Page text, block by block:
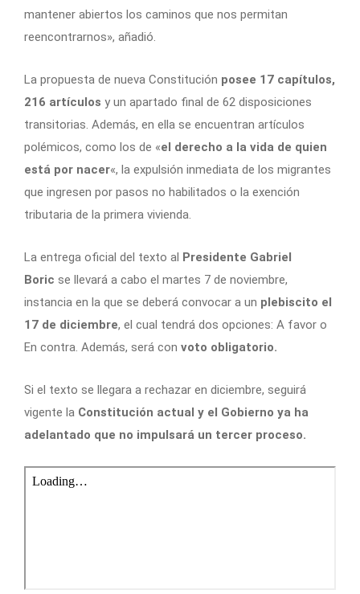
mantener abiertos los caminos que nos permitan
reencontrarnos», añadió.
La propuesta de nueva Constitución posee 17 capítulos,
216 artículos y un apartado final de 62 disposiciones
transitorias. Además, en ella se encuentran artículos
polémicos, como los de «el derecho a la vida de quien
está por nacer«, la expulsión inmediata de los migrantes
que ingresen por pasos no habilitados o la exención
tributaria de la primera vivienda.
La entrega oficial del texto al Presidente Gabriel
Boric se llevará a cabo el martes 7 de noviembre,
instancia en la que se deberá convocar a un plebiscito el
17 de diciembre, el cual tendrá dos opciones: A favor o
En contra. Además, será con voto obligatorio.
Si el texto se llegara a rechazar en diciembre, seguirá
vigente la Constitución actual y el Gobierno ya ha
adelantado que no impulsará un tercer proceso.